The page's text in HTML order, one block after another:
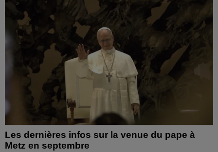
Les dernières infos sur la venue du pape à
Metz en septembre